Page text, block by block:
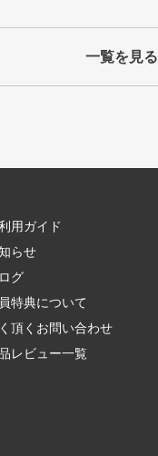
一覧を見る
用ガイド
らせ
グ
特典について
頂くお問い合わせ
レビュー一覧